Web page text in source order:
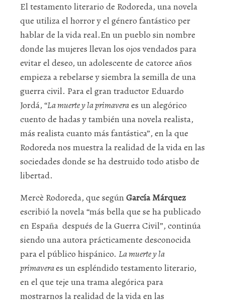
El testamento literario de Rodoreda, una novela
que utiliza el horror y el género fantástico per
hablar de la vida real.En un pueblo sin nombre
donde las mujeres llevan los ojos vendados para
evitar el deseo, un adolescente de catorce años
empieza a rebelarse y siembra la semilla de una
guerra civil. Para el gran traductor Eduardo
Jordá, “La muerte y la primaveraes un alegórico
cuento de hadas y también una novela realista,
más realista cuanto más fantástica”, en la que
Rodoreda nos muestra la realidad de la vida en las
sociedades donde se ha destruido todo atisbo de
libertad.
Mercè Rodoreda, que según García Márquez
escribió la novela “más bella que se ha publicado
en España después de la Guerra Civil”, continúa
siendo una autora prácticamente desconocida
para el público hispánico. La muerte y la
primaveraes un espléndido testamento literario,
en el que teje una trama alegórica para
mostrarnos la realidad de la vida en las